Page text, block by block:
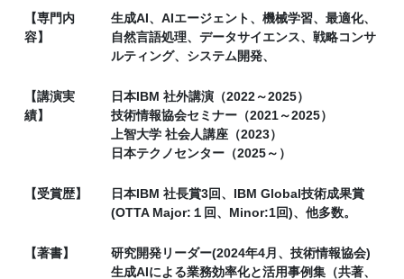
【専門内
容】
生成AI、AIエージェント、機械学習、最適化、
自然言語処理、データサイエンス、戦略コンサ
ルティング、システム開発、
【講演実
績】
日本IBM 社外講演（2022～2025）
技術情報協会セミナー（2021～2025）
上智大学 社会人講座（2023）
日本テクノセンター（2025～）
【受賞歴】
日本IBM 社長賞3回、IBM Global技術成果賞
(OTTA Major:１回、Minor:1回)、他多数。
【著書】
研究開発リーダー(2024年4月、技術情報協会)
生成AIによる業務効率化と活用事例集（共著、